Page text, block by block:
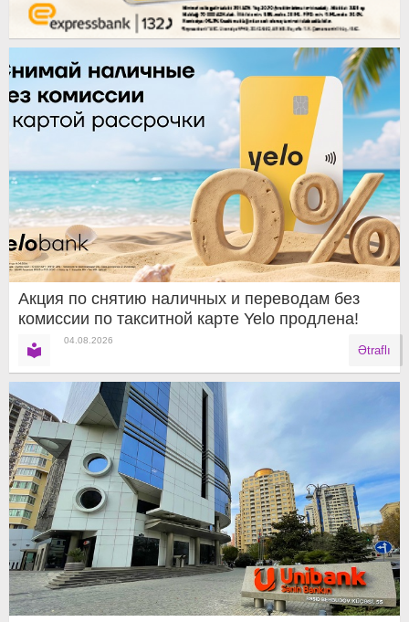
Акция по снятию наличных и переводам без
комиссии по такситной карте Yelo продлена!
04.08.2026
Ətraflı